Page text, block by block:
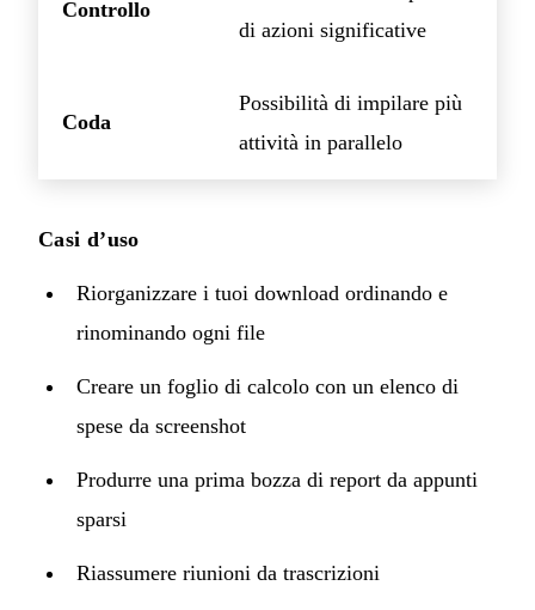
Controllo
di azioni significative
Coda
Possibilità di impilare più
attività in parallelo
Casi d’uso
Riorganizzare i tuoi download ordinando e
rinominando ogni file
Creare un foglio di calcolo con un elenco di
spese da screenshot
Produrre una prima bozza di report da appunti
sparsi
Riassumere riunioni da trascrizioni